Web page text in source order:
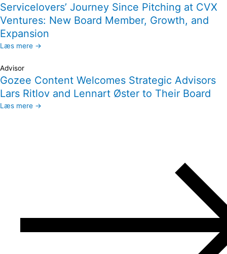
Servicelovers’ Journey Since Pitching at CVX
Ventures: New Board Member, Growth, and
Expansion
Læs mere →
Advisor
Gozee Content Welcomes Strategic Advisors
Lars Ritlov and Lennart Øster to Their Board
Læs mere →